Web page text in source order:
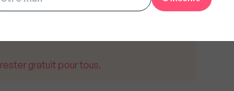
gratuit pour tous.